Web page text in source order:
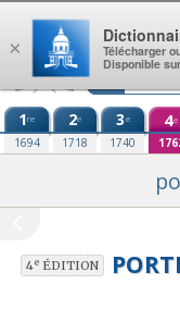
Aller au contenu
1re
1694
2e
1718
3e
1740
4e
4eÉDITION
×
Télécharger
Disponible